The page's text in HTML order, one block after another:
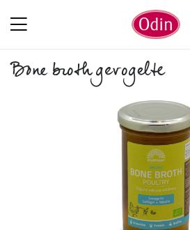
Bone broth gevogelte